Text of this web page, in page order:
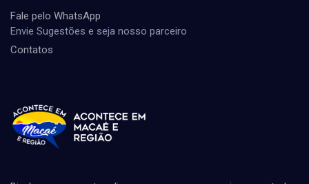
Fale pelo WhatsApp
Envie Sugestões e seja nosso parceiro
Contatos